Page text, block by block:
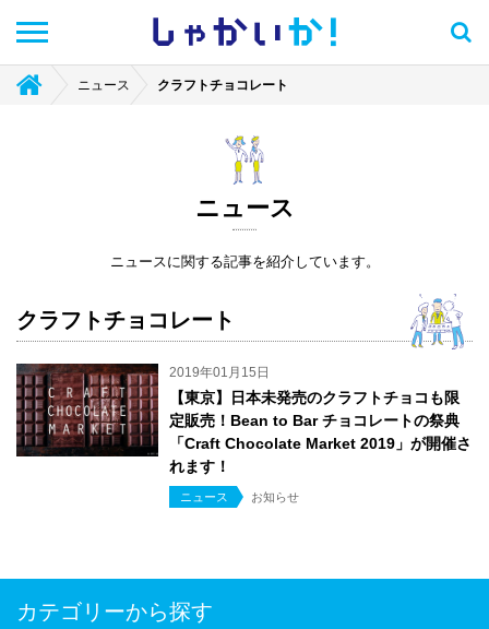
しゃかい か！
ニュース クラフトチョコレート
ニュース
ニュースに関する記事を紹介しています。
クラフトチョコレート
2019年01月15日
【東京】日本未発売のクラフトチョコも限
定販売！Bean to Bar チョコレートの祭典
「Craft Chocolate Market 2019」が開催さ
れます！
ニュース お知らせ
カテゴリーから探す